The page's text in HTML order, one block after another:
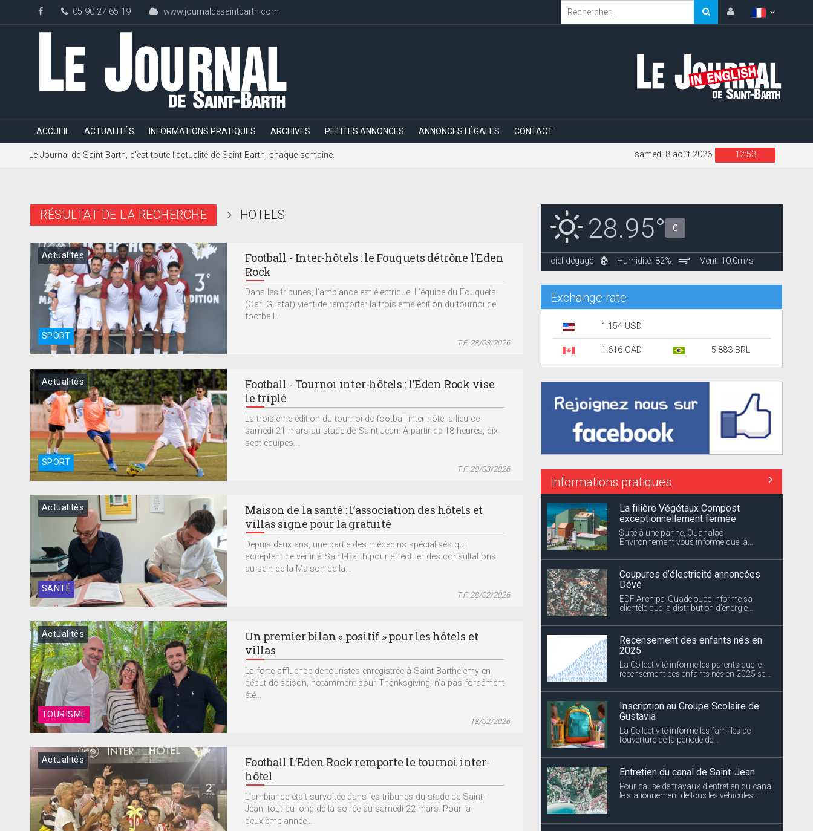
05 90 27 65 19 www.journaldesaintbarth.com
ACCUEIL ACTUALITÉS INFORMATIONS PRATIQUES ARCHIVES PETITES ANNONCES ANNONCES LÉGALES CONTACT
Le Journal de Saint-Barth, c'est toute l'actualité de Saint-Barth, chaque semaine. 12:53
samedi 8 août 2026
RÉSULTAT DE LA RECHERCHE HOTELS
SPORT
Actualités
Football - Inter-hôtels : le Fouquets détrône l’Eden
Rock
Dans les tribunes, l’ambiance est électrique. L’équipe du Fouquets
(Carl Gustaf) vient de remporter la troisième édition du tournoi de
football...
T.F. 28/03/2026
SPORT
Actualités
Football - Tournoi inter-hôtels : l’Eden Rock vise
le triplé
La troisième édition du tournoi de football inter-hôtel a lieu ce
samedi 21 mars au stade de Saint-Jean. A partir de 18 heures, dix-
sept équipes...
T.F. 20/03/2026
SANTÉ
Actualités
Maison de la santé : l’association des hôtels et
villas signe pour la gratuité
Depuis deux ans, une partie des médecins spécialisés qui
acceptent de venir à Saint-Barth pour effectuer des consultations
au sein de la Maison de la...
T.F. 28/02/2026
TOURISME
Actualités
Un premier bilan « positif » pour les hôtels et
villas
La forte affluence de touristes enregistrée à Saint-Barthélemy en
début de saison, notamment pour Thanksgiving, n’a pas forcément
été...
18/02/2026
Actualités
Football L’Eden Rock remporte le tournoi inter-
hôtel
L’ambiance était survoltée dans les tribunes du stade de Saint-
Jean, tout au long de la soirée du samedi 22 mars. Pour la
deuxième année...
28.95° C
ciel dégagé Humidité: 82% Vent: 10.0m/s
Exchange rate
1.154 USD
1.616 CAD 5.883 BRL
Informations pratiques
Coupures d’électricité annoncées
Dévé
EDF Archipel Guadeloupe informe sa
clientèle que la distribution d’énergie...
Recensement des enfants nés en
2025
La Collectivité informe les parents que le
recensement des enfants nés en 2025 se...
Inscription au Groupe Scolaire de
Gustavia
La Collectivité informe les familles de
l’ouverture de la période de...
Entretien du canal de Saint-Jean
Pour cause de travaux d’entretien du canal,
le stationnement de tous les véhicules...
Marché de Saint-Barth
Les inscriptions pour la première session de
l’année 2025 du Marché de...